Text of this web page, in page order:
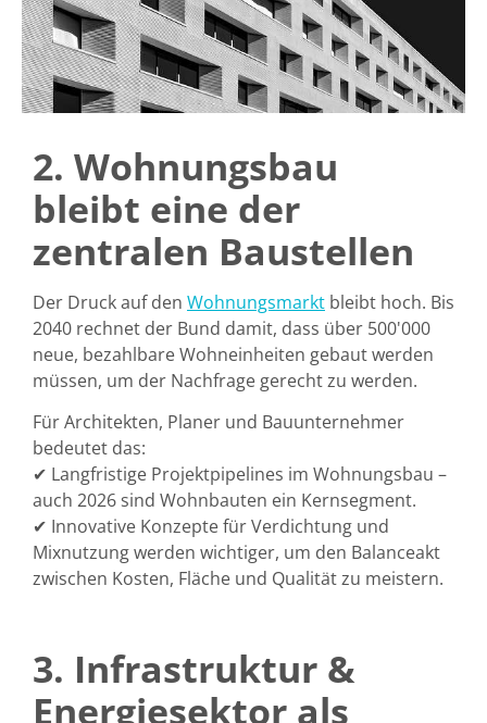
2. Wohnungsbau
bleibt eine der
zentralen Baustellen
Der Druck auf den Wohnungsmarkt bleibt hoch. Bis
2040 rechnet der Bund damit, dass über 500'000
neue, bezahlbare Wohneinheiten gebaut werden
müssen, um der Nachfrage gerecht zu werden.
Für Architekten, Planer und Bauunternehmer
bedeutet das:
✔ Langfristige Projektpipelines im Wohnungsbau –
auch 2026 sind Wohnbauten ein Kernsegment.
✔ Innovative Konzepte für Verdichtung und
Mixnutzungwerden wichtiger, um den Balanceakt
zwischen Kosten, Fläche und Qualität zu meistern.
3. Infrastruktur &
Energiesektor als